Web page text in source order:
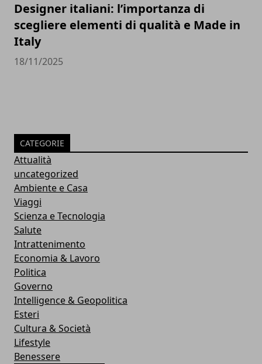
Designer italiani: l’importanza di
scegliere elementi di qualità e Made in
Italy
18/11/2025
CATEGORIE
Attualità
uncategorized
Ambiente e Casa
Viaggi
Scienza e Tecnologia
Salute
Intrattenimento
Economia & Lavoro
Politica
Governo
Intelligence & Geopolitica
Esteri
Cultura & Società
Lifestyle
Benessere